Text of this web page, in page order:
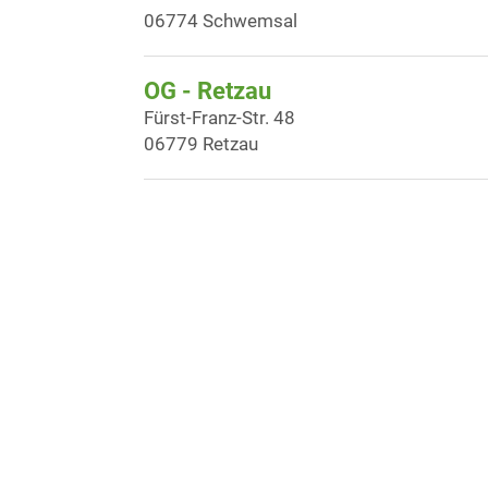
06774 Schwemsal
OG - Retzau
Fürst-Franz-Str. 48
06779 Retzau